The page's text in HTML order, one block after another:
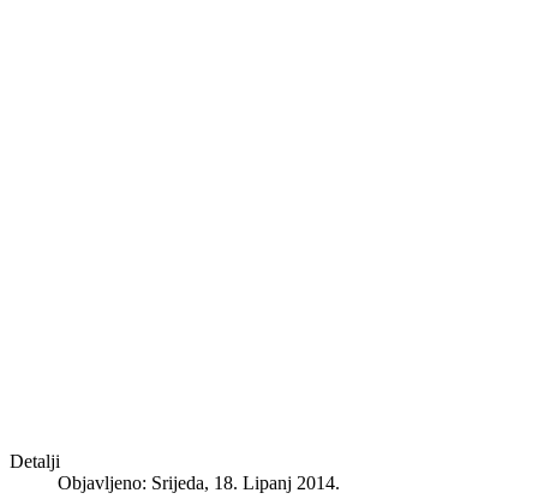
Detalji
Objavljeno: Srijeda, 18. Lipanj 2014.